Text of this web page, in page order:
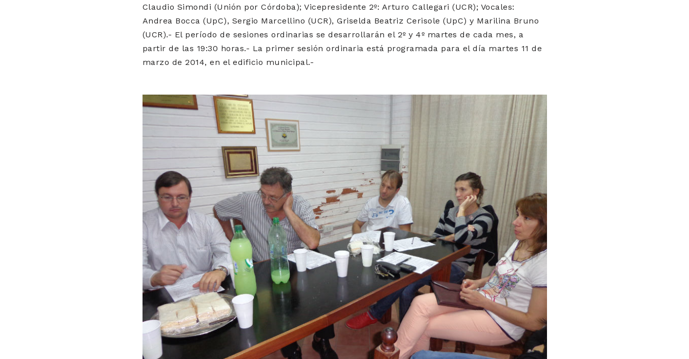
Claudio Simondi (Unión por Córdoba); Vicepresidente 2º: Arturo Callegari (UCR); Vocales:
Andrea Bocca (UpC), Sergio Marcellino (UCR), Griselda Beatriz Cerisole (UpC) y Marilina Bruno
(UCR).- El período de sesiones ordinarias se desarrollarán el 2º y 4º martes de cada mes, a
partir de las 19:30 horas.- La primer sesión ordinaria está programada para el día martes 11 de
marzo de 2014, en el edificio municipal.-